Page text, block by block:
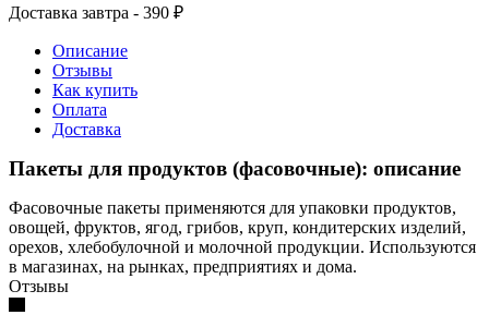
Доставка завтра - 390 ₽
Описание
Отзывы
Как купить
Оплата
Доставка
Пакеты для продуктов (фасовочные): описание
Фасовочные пакеты применяются для упаковки продуктов,
овощей, фруктов, ягод, грибов, круп, кондитерских изделий,
орехов, хлебобулочной и молочной продукции. Используются
в магазинах, на рынках, предприятиях и дома.
Отзывы